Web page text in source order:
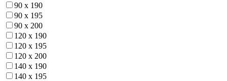
90 х 190
90 х 195
90 х 200
120 х 190
120 х 195
120 х 200
140 х 190
140 х 195